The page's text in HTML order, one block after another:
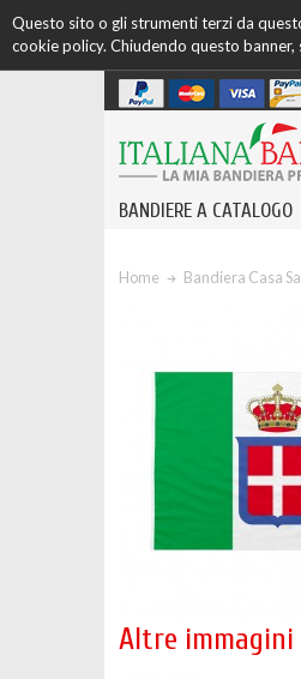
Questo sito o gli strumenti terzi da
cookie policy. Chiudendo questo banner,
BANDIERE A CATALOGO
Home Bandiera Casa
Altre immagini